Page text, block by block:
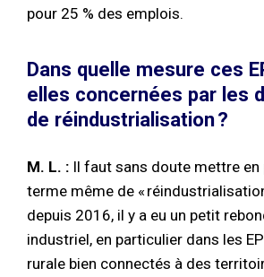
pour 25 % des emplois.
Dans quelle mesure ces
elles concernées par les
de réindustrialisation ?
M. L. : Il faut sans doute mettre en
terme même de «
depuis 2016, il y a eu un petit
industriel, en particulier dans les
rurale bien connectés à des